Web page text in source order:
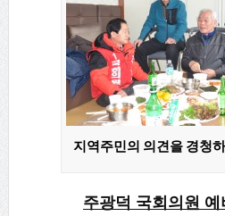
지역주민의 의견을 경청
주광덕 국회의원